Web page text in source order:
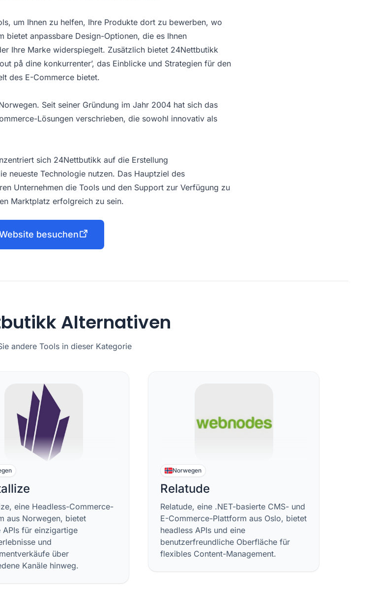
um Ihnen zu helfen, Ihre Produkte dort zu bewerben, wo
bietet anpassbare Design-Optionen, die es Ihnen
Ihre Marke widerspiegelt. Zusätzlich bietet 24Nettbutikk
på dine konkurrenter’, das Einblicke und Strategien für den
des E-Commerce bietet.
Seit seiner Gründung im Jahr 2004 hat sich das
Lösungen verschrieben, die sowohl innovativ als
sich 24Nettbutikk auf die Erstellung
neueste Technologie nutzen. Das Hauptziel des
Unternehmen die Tools und den Support zur Verfügung zu
Marktplatz erfolgreich zu sein.
besuchen
Alternativen
andere Tools in dieser Kategorie
eine Headless-Commerce-
aus Norwegen, bietet
APIs für einzigartige
und
über
Kanäle hinweg.
Norwegen
Relatude
Relatude, eine .NET-basierte CMS- und
E-Commerce-Plattform aus Oslo, bietet
headless APIs und eine
benutzerfreundliche Oberfläche für
flexibles Content-Management.